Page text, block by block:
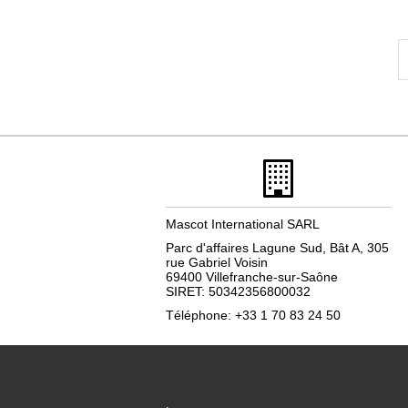
Mascot International SARL
Parc d'affaires Lagune Sud, Bât A, 305
rue Gabriel Voisin
69400 Villefranche-sur-Saône
SIRET: 50342356800032
Téléphone: +33 1 70 83 24 50